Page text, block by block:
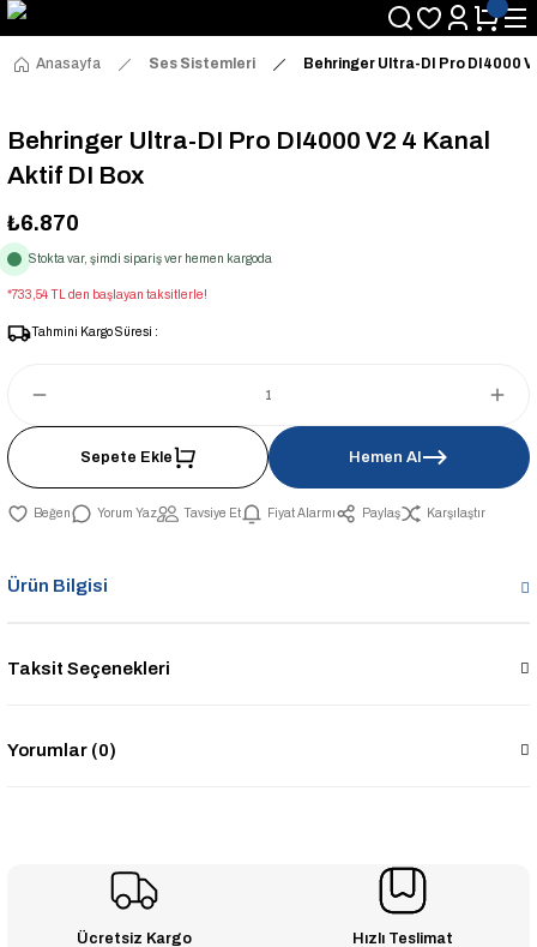
Anasayfa Ses Sistemleri Behringer Ultra-DI Pro DI4000
Behringer Ultra-DI Pro DI4000 V2 4 Kanal
Aktif DI Box
₺6.870
Stokta var, şimdi sipariş ver hemen kargoda
*733,54 TL den başlayan taksitlerle!
Tahmini Kargo Süresi :
Sepete Ekle Hemen Al
Yorum Yaz Tavsiye Et Fiyat Alarmı Paylaş Karşılaştır
Ürün Bilgisi
Taksit Seçenekleri
Yorumlar (0)
Ücretsiz Kargo Hızlı Teslimat